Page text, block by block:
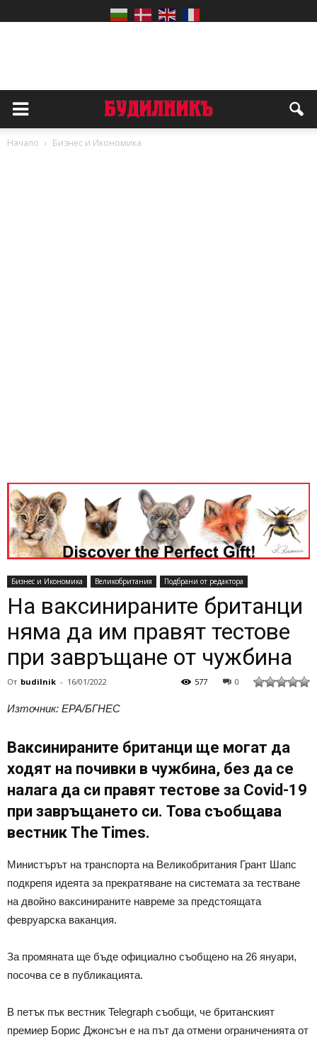
Начало Бизнес и Икономика
Бизнес и Икономика Великобритания Подбрани от редактора
На ваксинираните британци
няма да им правят тестове
при завръщане от чужбина
От budilnik - 16/01/2022 0
577
Източник: EPA/БГНЕС
Ваксинираните британци ще могат да
ходят на почивки в чужбина, без да се
налага да си правят тестове за Covid-19
при завръщането си. Това съобщава
вестник The Times.
Министърът на транспорта на Великобритания Грант Шапс
подкрепя идеята за прекратяване на системата за тестване
на двойно ваксинираните навреме за предстоящата
февруарска ваканция.
За промяната ще бъде официално съобщено на 26 януари,
посочва се в публикацията.
В петък пък вестник Telegraph съобщи, че британският
премиер Борис Джонсън е на път да отмени ограниченията от